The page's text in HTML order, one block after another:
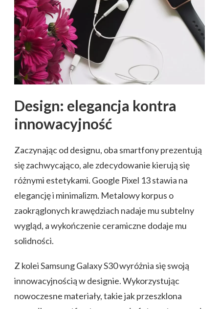
Design: elegancja kontra
innowacyjność
Zaczynając od designu, oba smartfony prezentują
się zachwycająco, ale zdecydowanie kierują się
różnymi estetykami. Google Pixel 13 stawia na
elegancję i minimalizm. Metalowy korpus o
zaokrąglonych krawędziach nadaje mu subtelny
wygląd, a wykończenie ceramiczne dodaje mu
solidności.
Z kolei Samsung Galaxy S30 wyróżnia się swoją
innowacyjnością w designie. Wykorzystując
nowoczesne materiały, takie jak przeszklona